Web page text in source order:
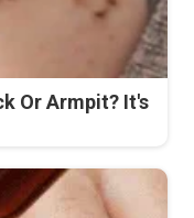
Or Armpit? It's